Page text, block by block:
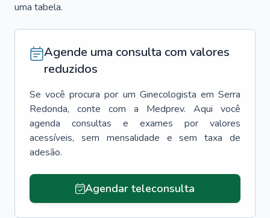
uma tabela.
Agende uma consulta com valores
reduzidos
Se você procura por um Ginecologista em Serra
Redonda, conte com a Medprev. Aqui você
agenda consultas e exames por valores
acessíveis, sem mensalidade e sem taxa de
adesão.
Agendar teleconsulta